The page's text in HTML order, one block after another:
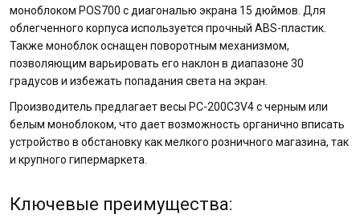
моноблоком POS700 с диагональю экрана 15 дюймов. Для
облегченного корпуса используется прочный ABS-пластик.
Также моноблок оснащен поворотным механизмом,
позволяющим варьировать его наклон в диапазоне 30
градусов и избежать попадания света на экран.
Производитель предлагает весы PC-200C3V4 с черным или
белым моноблоком, что дает возможность органично вписать
устройство в обстановку как мелкого розничного магазина, так
и крупного гипермаркета.
Ключевые преимущества: